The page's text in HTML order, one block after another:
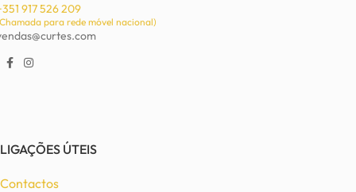
917 526 209
para rede móvel nacional)
LIGAÇÕES ÚTEIS
Contactos